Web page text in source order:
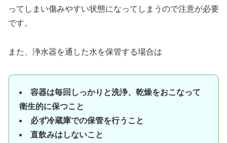
ってしまい傷みやすい状態になってしまうので注意が必要
です。
また、浄水器を通した水を保管する場合は
容器は毎回しっかりと洗浄、乾燥をおこなって
衛生的に保つこと
必ず冷蔵庫での保管を行うこと
直飲みはしないこと